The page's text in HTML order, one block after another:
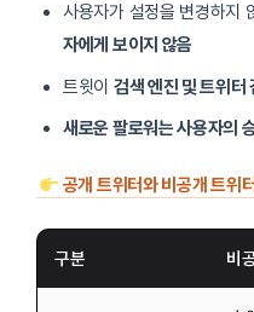
사용자가 설정을 변경하지
자에게 보이지 않음
트윗이 검색 엔진 및 트위터
새로운 팔로워는 사용자의
공개 트위터와 비공개 트위
구분 비